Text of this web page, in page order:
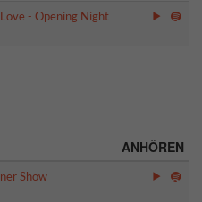
- Opening Night
ANHÖREN
Show